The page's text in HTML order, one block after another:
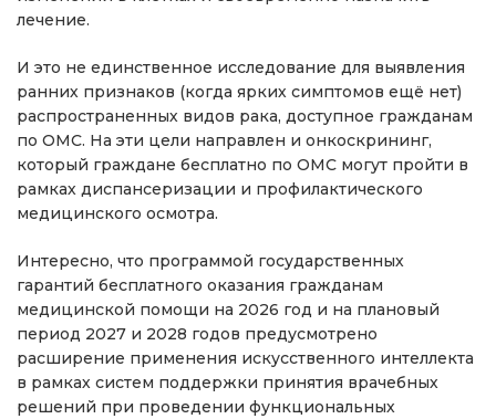
лечение.
И это не единственное исследование для выявления
ранних признаков (когда ярких симптомов ещё нет)
распространенных видов рака, доступное гражданам
по ОМС. На эти цели направлен и онкоскрининг,
который граждане бесплатно по ОМС могут пройти в
рамках диспансеризации и профилактического
медицинского осмотра.
Интересно, что программой государственных
гарантий бесплатного оказания гражданам
медицинской помощи на 2026 год и на плановый
период 2027 и 2028 годов предусмотрено
расширение применения искусственного интеллекта
в рамках систем поддержки принятия врачебных
решений при проведении функциональных